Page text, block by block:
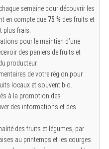
semaine pour découvrir les
en compte que 75 % des fruits et
plus frais.
pour le maintien d’une
des paniers de fruits et
producteur.
de votre région pour
locaux et souvent bio.
à la promotion des
des informations et des
des fruits et légumes, par
au printemps et les courges